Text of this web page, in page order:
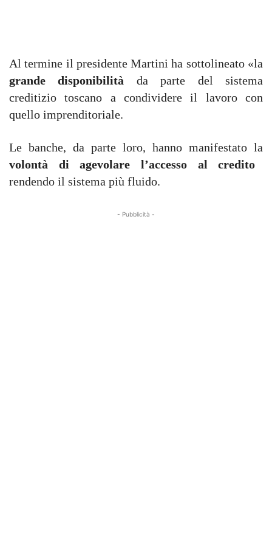
Al termine il presidente Martini ha sottolineato «la
grande disponibilità da parte del sistema
creditizio toscano a condividere il lavoro con
quello imprenditoriale.
Le banche, da parte loro, hanno manifestato la
volontà di agevolare l’accesso al credito
rendendo il sistema più fluido.
- Pubblicità -